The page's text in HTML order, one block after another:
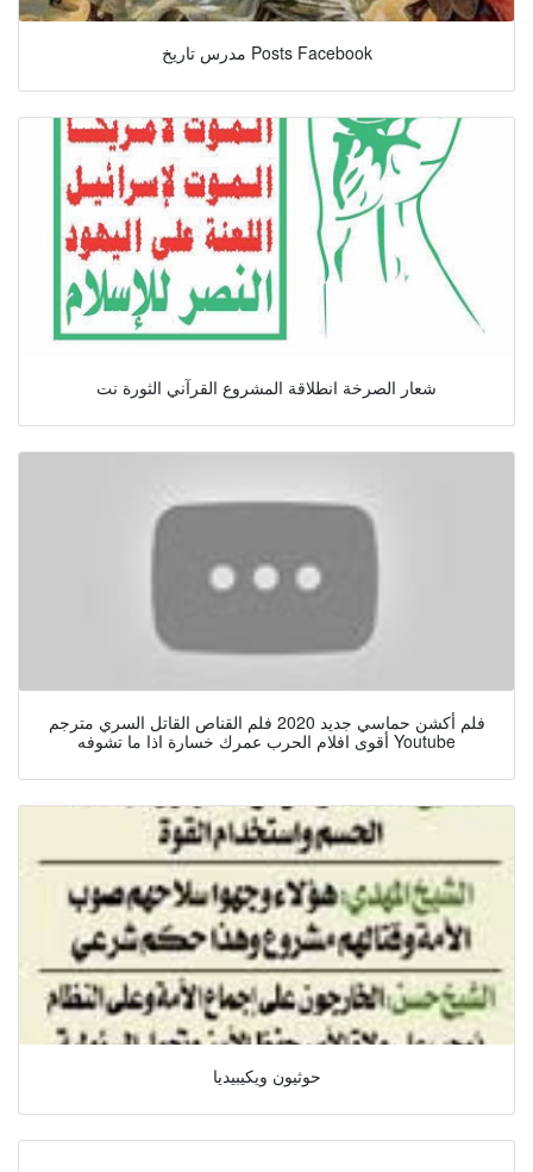
مدرس تاريخ Posts Facebook
شعار الصرخة انطلاقة المشروع القرآني الثورة نت
فلم أكشن حماسي جديد 2020 فلم القناص القاتل السري مترجم
أقوى افلام الحرب عمرك خسارة اذا ما تشوفه Youtube
حوثيون ويكيبيديا